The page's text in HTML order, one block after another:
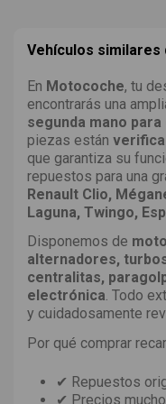
Vehículos similares
En Motocoche, tu
encontrarás una
segunda mano
piezas están
que garantiza su
repuestos para una
Renault Clio,
Laguna, Twingo,
Disponemos de
alternadores,
centralitas,
electrónica. Todo
y cuidadosamente
Por qué comprar
✔ Repuestos
✔ Precios